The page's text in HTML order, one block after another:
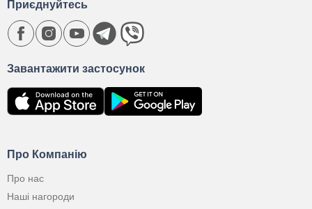
Про Компанію
Про нас
Наші нагороди
Завантажити застосунок
Приєднуйтесь